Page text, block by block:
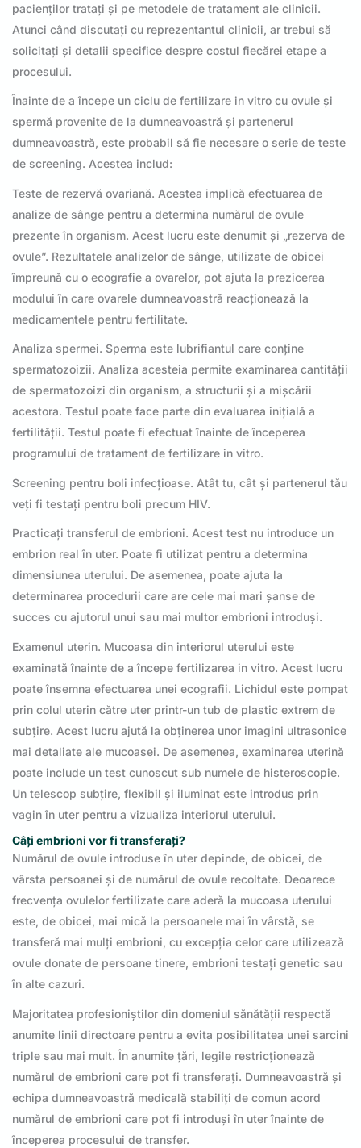
pacienților tratați și pe metodele de tratament ale clinicii.
Atunci când discutați cu reprezentantul clinicii, ar trebui să
solicitați și detalii specifice despre costul fiecărei etape a
procesului.
Înainte de a începe un ciclu de fertilizare in vitro cu ovule și
spermă provenite de la dumneavoastră și partenerul
dumneavoastră, este probabil să fie necesare o serie de teste
de screening. Acestea includ:
Teste de rezervă ovariană. Acestea implică efectuarea de
analize de sânge pentru a determina numărul de ovule
prezente în organism. Acest lucru este denumit și „rezerva de
ovule”. Rezultatele analizelor de sânge, utilizate de obicei
împreună cu o ecografie a ovarelor, pot ajuta la prezicerea
modului în care ovarele dumneavoastră reacționează la
medicamentele pentru fertilitate.
Analiza spermei. Sperma este lubrifiantul care conține
spermatozoizii. Analiza acesteia permite examinarea cantității
de spermatozoizi din organism, a structurii și a mișcării
acestora. Testul poate face parte din evaluarea inițială a
fertilității. Testul poate fi efectuat înainte de începerea
programului de tratament de fertilizare in vitro.
Screening pentru boli infecțioase. Atât tu, cât și partenerul tău
veți fi testați pentru boli precum HIV.
Practicați transferul de embrioni. Acest test nu introduce un
embrion real în uter. Poate fi utilizat pentru a determina
dimensiunea uterului. De asemenea, poate ajuta la
determinarea procedurii care are cele mai mari șanse de
succes cu ajutorul unui sau mai multor embrioni introduși.
Examenul uterin. Mucoasa din interiorul uterului este
examinată înainte de a începe fertilizarea in vitro. Acest lucru
poate însemna efectuarea unei ecografii. Lichidul este pompat
prin colul uterin către uter printr-un tub de plastic extrem de
subțire. Acest lucru ajută la obținerea unor imagini ultrasonice
mai detaliate ale mucoasei. De asemenea, examinarea uterină
poate include un test cunoscut sub numele de histeroscopie.
Un telescop subțire, flexibil și iluminat este introdus prin
vagin în uter pentru a vizualiza interiorul uterului.
Câți embrioni vor fi transferați?
Numărul de ovule introduse în uter depinde, de obicei, de
vârsta persoanei și de numărul de ovule recoltate. Deoarece
frecvența ovulelor fertilizate care aderă la mucoasa uterului
este, de obicei, mai mică la persoanele mai în vârstă, se
transferă mai mulți embrioni, cu excepția celor care utilizează
ovule donate de persoane tinere, embrioni testați genetic sau
în alte cazuri.
Majoritatea profesioniștilor din domeniul sănătății respectă
anumite linii directoare pentru a evita posibilitatea unei sarcini
triple sau mai mult. În anumite țări, legile restricționează
numărul de embrioni care pot fi transferați. Dumneavoastră și
echipa dumneavoastră medicală stabiliți de comun acord
numărul de embrioni care pot fi introduși în uter înainte de
începerea procesului de transfer.